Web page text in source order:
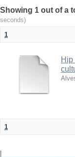
Showing 1 out of a
seconds)
1
Hip
1